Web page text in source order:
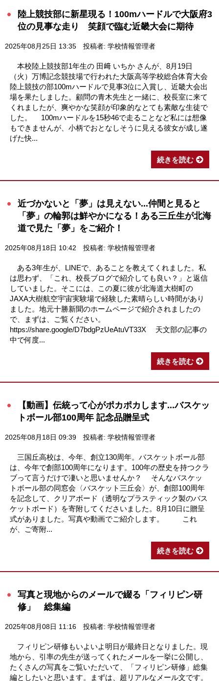
陸上競技部に新星現る！100mハードルで大阪府3
位の見事な走り 笑顔で臨む近畿大会に期待
2025年08月25日 13:35 投稿者: 学校情報管理者
本校陸上競技部1年生の 田﨑 いちか さんが、8月19日
（火）万博記念競技場で行われた大阪高等学校総合体育大会
陸上競技の部100mハードルで見事3位に入賞し、近畿大会出
場を果たしました。顧問の青木先生と一緒に、校長室に来て
くれましたが、爽やかな笑顔が印象的なとても素敵な生徒で
した。 100mハードルを15秒46で走ることなど私には想像
もできませんが、小柄でおとなしそうに見える彼女が成し遂
げた快...
続きを読む
近づかないと「夢」は見えない...仲間と見ると
「夢」の輪郭は鮮やかになる！ある三丘生が北海
道で見た「夢」をご紹介！
2025年08月18日 10:42 投稿者: 学校情報管理者
ある3年生が、LINEで、あることを教えてくれました。私
は思わず、「これ、校長ブログで紹介しても良い？」と返信
していました。そこには、この夏に彼が北海道大樹町の
JAXA大樹航空宇宙実験場で経験した素晴らしい時間があり
ました。地元十勝新聞のホームページで紹介されましたの
で、まずは、ご覧ください。
https://share.google/D7bdgPzUeAtuVT33X 天文部の記事の
中で何度...
続きを読む
【動画】伝統って心がポカポカします...バスケッ
トボール部100周年 記念品贈呈式
2025年08月18日 09:39 投稿者: 学校情報管理者
三国丘高校は、今年、創立130周年。バスケットボール部
は、今年で創部100周年になります。100年の歴史を持つクラ
ブって言うだけで凄いと思いませんか？ そんなバスケッ
トボール部の同窓会〈バスケット三丘会〉が、創部100周年
を記念して、クリアボード（透明なプラスティック製のバス
ケットボード）を寄附してくださいました。8月10日に贈呈
式がありました。写真や動画でご紹介します。 これ
が、ご寄附...
続きを読む
写真と現地からのメールで綴る「フィリピン研
修」 総集編
2025年08月08日 11:16 投稿者: 学校情報管理者
フィリピン研修もいよいよ明日が最終日となりました。現
地から、引率の先生が送ってくれたメールを一挙に公開し、
たくさんの写真をご覧いただいて、「フィリピン研修」総集
編としたいと思います。まずは、超リアルなメール文です。